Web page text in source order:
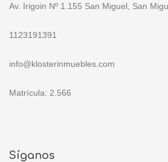
Av. Irigoin Nº 1.155 San Miguel, San
1123191391
info@klosterinmuebles.com
Matrícula: 2.566
Síganos